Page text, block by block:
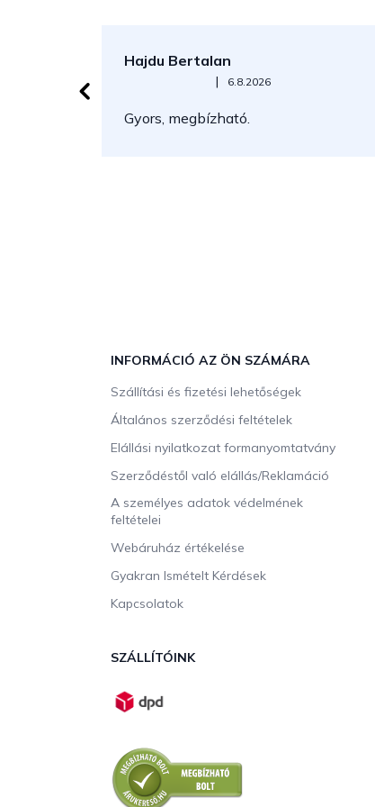
Hajdu Bertalan
Az áruház értékelése 5-ből 5 csillag.
| 6.8.2026
Gyors, megbízható.
INFORMÁCIÓ AZ ÖN SZÁMÁRA
Szállítási és fizetési lehetőségek
Általános szerződési feltételek
Elállási nyilatkozat formanyomtatvány
Szerződéstől való elállás/Reklamáció
A személyes adatok védelmének
feltételei
Webáruház értékelése
Gyakran Ismételt Kérdések
Kapcsolatok
SZÁLLÍTÓINK